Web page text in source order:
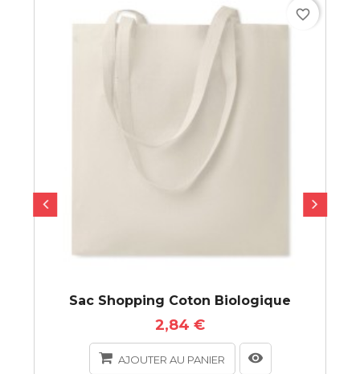
Sac Shopping Coton Biologique
2,84 €
AJOUTER AU PANIER
favorite_border